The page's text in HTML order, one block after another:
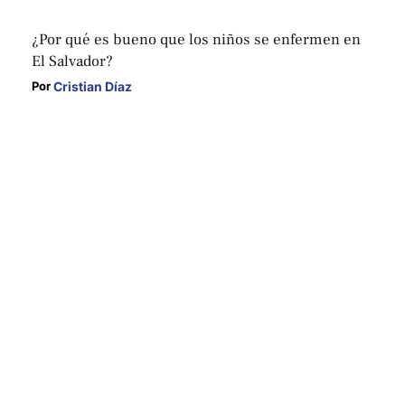
¿Por qué es bueno que los niños se enfermen en
El Salvador?
Por Cristian Díaz